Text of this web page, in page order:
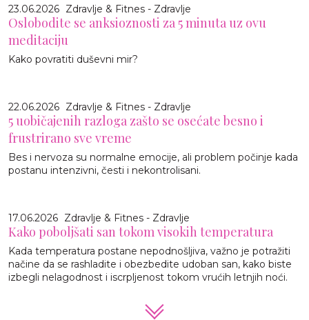
23.06.2026 Zdravlje & Fitnes - Zdravlje
Oslobodite se anksioznosti za 5 minuta uz ovu
meditaciju
Kako povratiti duševni mir?
22.06.2026 Zdravlje & Fitnes - Zdravlje
5 uobičajenih razloga zašto se osećate besno i
frustrirano sve vreme
Bes i nervoza su normalne emocije, ali problem počinje kada
postanu intenzivni, česti i nekontrolisani.
17.06.2026 Zdravlje & Fitnes - Zdravlje
Kako poboljšati san tokom visokih temperatura
Kada temperatura postane nepodnošljiva, važno je potražiti
načine da se rashladite i obezbedite udoban san, kako biste
izbegli nelagodnost i iscrpljenost tokom vrućih letnjih noći.